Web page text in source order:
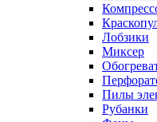
Лобзики
Миксер
Пилы
Рубанки